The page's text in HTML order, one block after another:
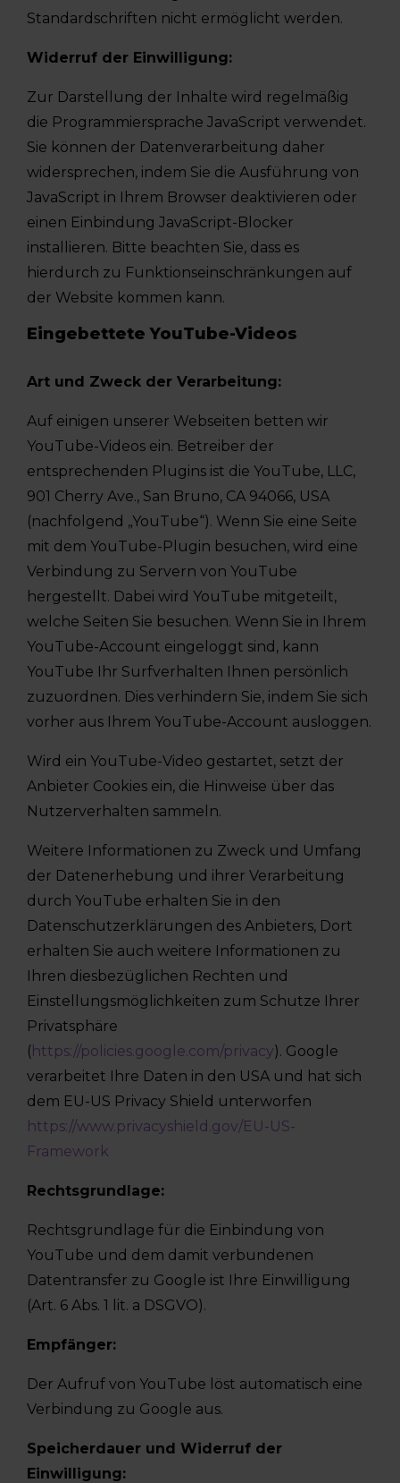
Standardschriften nicht ermöglicht werden.
Widerruf der Einwilligung:
Zur Darstellung der Inhalte wird regelmäßig
die Programmiersprache JavaScript verwendet.
Sie können der Datenverarbeitung daher
widersprechen, indem Sie die Ausführung von
JavaScript in Ihrem Browser deaktivieren oder
einen Einbindung JavaScript-Blocker
installieren. Bitte beachten Sie, dass es
hierdurch zu Funktionseinschränkungen auf
der Website kommen kann.
Eingebettete YouTube-Videos
Art und Zweck der Verarbeitung:
Auf einigen unserer Webseiten betten wir
YouTube-Videos ein. Betreiber der
entsprechenden Plugins ist die YouTube, LLC,
901 Cherry Ave., San Bruno, CA 94066, USA
(nachfolgend „YouTube“). Wenn Sie eine Seite
mit dem YouTube-Plugin besuchen, wird eine
Verbindung zu Servern von YouTube
hergestellt. Dabei wird YouTube mitgeteilt,
welche Seiten Sie besuchen. Wenn Sie in Ihrem
YouTube-Account eingeloggt sind, kann
YouTube Ihr Surfverhalten Ihnen persönlich
zuzuordnen. Dies verhindern Sie, indem Sie sich
vorher aus Ihrem YouTube-Account ausloggen.
Wird ein YouTube-Video gestartet, setzt der
Anbieter Cookies ein, die Hinweise über das
Nutzerverhalten sammeln.
Weitere Informationen zu Zweck und Umfang
der Datenerhebung und ihrer Verarbeitung
durch YouTube erhalten Sie in den
Datenschutzerklärungen des Anbieters, Dort
erhalten Sie auch weitere Informationen zu
Ihren diesbezüglichen Rechten und
Einstellungsmöglichkeiten zum Schutze Ihrer
Privatsphäre
(https://policies.google.com/privacy). Google
verarbeitet Ihre Daten in den USA und hat sich
dem EU-US Privacy Shield unterworfen
https://www.privacyshield.gov/EU-US-
Framework
Rechtsgrundlage:
Rechtsgrundlage für die Einbindung von
YouTube und dem damit verbundenen
Datentransfer zu Google ist Ihre Einwilligung
(Art. 6 Abs. 1 lit. a DSGVO).
Empfänger:
Der Aufruf von YouTube löst automatisch eine
Verbindung zu Google aus.
Speicherdauer und Widerruf der
Einwilligung: